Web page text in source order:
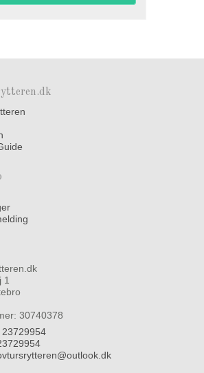
1
30740378
23729954